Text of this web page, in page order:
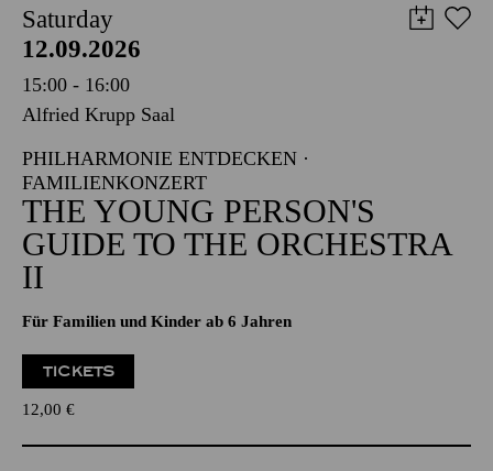
Saturday
12.09.2026
15:00 - 16:00
Alfried Krupp Saal
PHILHARMONIE ENTDECKEN ·
FAMILIENKONZERT
THE YOUNG PERSON'S
GUIDE TO THE ORCHESTRA
II
Für Familien und Kinder ab 6 Jahren
TICKETS
12,00 €